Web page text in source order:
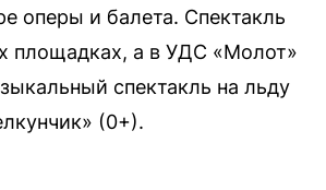
оперы и балета. Спектакль
площадках, а в УДС «Молот»
спектакль на льду
(0+).